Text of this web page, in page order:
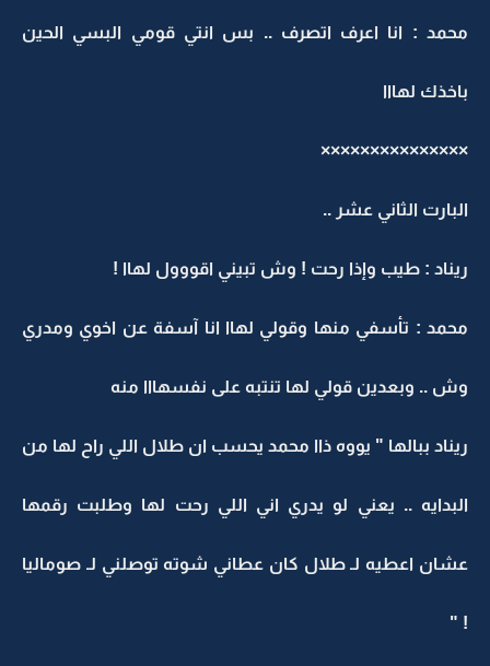
محمد : انا اعرف اتصرف .. بس انتي قومي البسي الحين
باخذك لهااا
×××××××××××××××
البارت الثاني عشر ..
ريناد : طيب وإذا رحت ! وش تبيني اقووول لهاا !
محمد : تأسفي منها وقولي لهاا انا آسفة عن اخوي ومدري
وش .. وبعدين قولي لها تنتبه على نفسهااا منه
ريناد ببالها " يووه ذاا محمد يحسب ان طلال اللي راح لها من
البدايه .. يعني لو يدري اني اللي رحت لها وطلبت رقمها
عشان اعطيه لـ طلال كان عطاني شوته توصلني لـ صوماليا
! "